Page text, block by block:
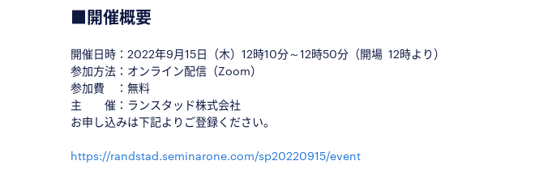
■ 開催概要
開催日時： 2022年9月15日（木）12時10分～12時50分（開場 12時より）
参加方法：オンライン配信（Zoom）
参加費 ：無料
主 催：ランスタッド株式会社
お申し込みは下記よりご登録ください。
https://randstad.seminarone.com/sp20220915/event